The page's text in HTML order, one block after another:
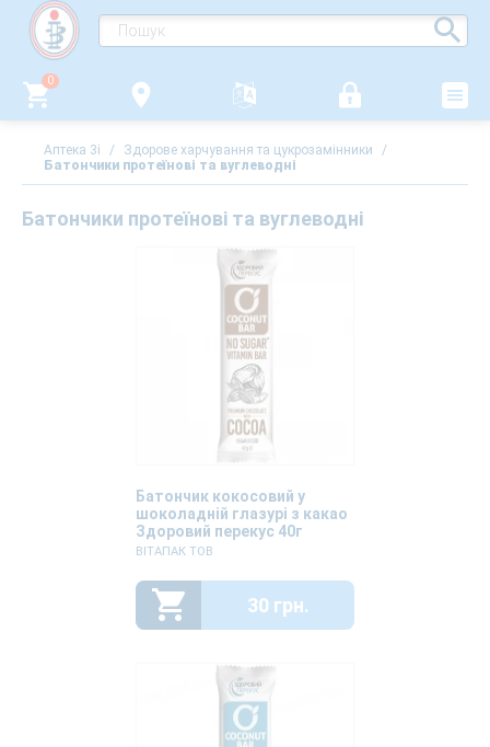
0
Аптека 3i / Здорове харчування та цукрозамінники
/
Батончики протеїнові та вуглеводні
Батончики протеїнові та вуглеводні
Батончик кокосовий у
шоколадній глазурі з какао
Здоровий перекус 40г
ВІТАПАК ТОВ
30 грн.